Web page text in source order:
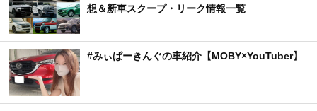
想＆新車スクープ・リーク情報一覧
#みぃぱーきんぐの車紹介【MOBY×YouTuber】